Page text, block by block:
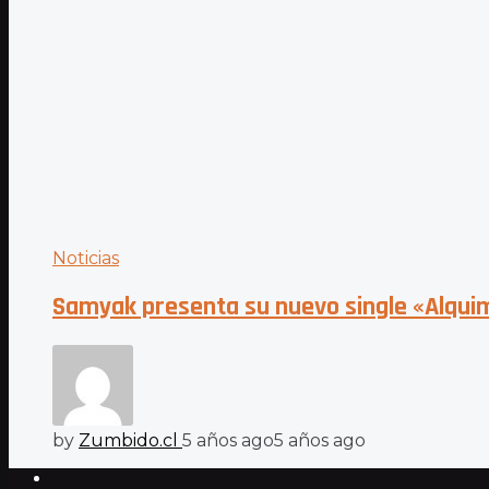
Noticias
Samyak presenta su nuevo single
by Zumbido.cl 5 años ago5 años ago